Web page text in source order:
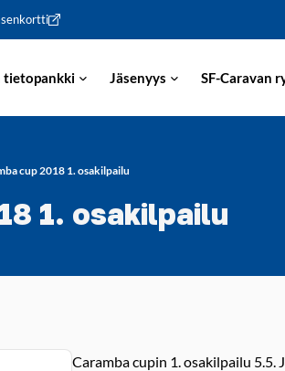
tietopankki Jäsenyys SF-Caravan
cup 2018 1. osakilpailu
1. osakilpailu
Caramba cupin 1. osakilpailu 5.5.